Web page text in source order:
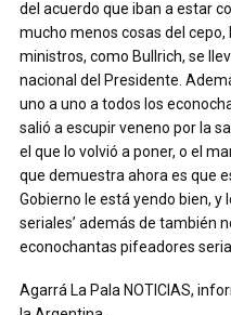
del acuerdo que iban a estar
mucho menos cosas del
ministros, como Bullrich, se
nacional del Presidente.
uno a uno a todos los
salió a escupir veneno por la
el que lo volvió a poner, o el
que demuestra ahora es que
Gobierno le está yendo bien, y
seriales’ además de también
econochantas pifeadores
Agarrá La Pala NOTICIAS,